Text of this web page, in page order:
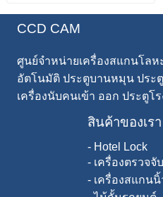
CCD CAM
ศูนย์จำหน่ายเครื่องสแกนโล
อัตโนมัติ ประตูบานหมุน ประ
เครื่องนับคนเข้า ออก ประตู
สินค้าของเรา
- Hotel Lock
- เครื่องตรวจจั
- เครื่องสแกน